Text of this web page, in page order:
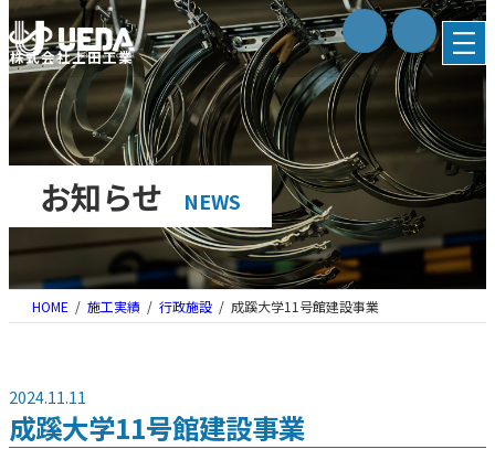
内
容
を
ス
キ
ッ
株式会社上田工業
お知らせ NEWS
HOME 施工実績 行政施設 成蹊大学11号館建設事業
2024.11.11
成蹊大学11号館建設事業